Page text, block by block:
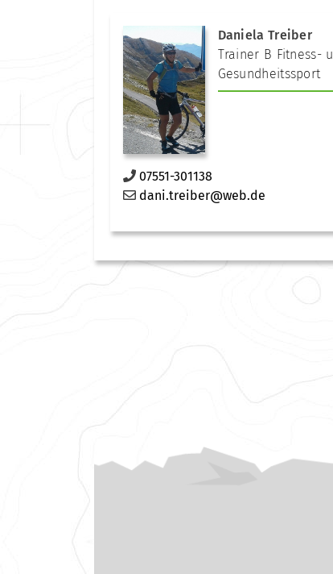
Daniela Treiber
Trainer B Fitness- u.
Gesundheitssport
07551-301138
dani.treiber@web.de